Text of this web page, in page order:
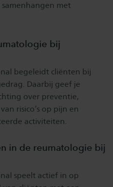
met
bij
begeleidt cliënten bij
Daarbij geef je
over preventie,
risico’s op pijn en
activiteiten.
in de reumatologie bij
speelt actief in op